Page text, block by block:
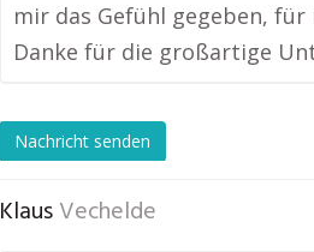
mir das Gefühl gegeben, für
Danke für die großartige
Nachricht senden
KlausVechelde